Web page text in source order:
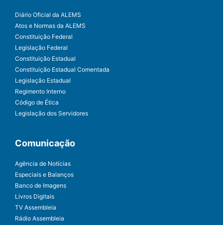
Diário Oficial da ALEMS
Atos e Normas da ALEMS
Constituição Federal
Legislação Federal
Constituição Estadual
Constituição Estadual Comentada
Legislação Estadual
Regimento Interno
Código de Ética
Legislação dos Servidores
Comunicação
Agência de Notícias
Especiais e Balanços
Banco de Imagens
Livros Digitais
TV Assembleia
Rádio Assembleia